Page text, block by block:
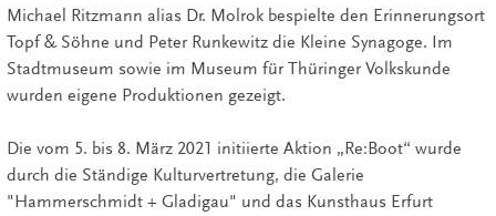
Michael Ritzmann alias Dr. Molrok bespielte den Erinnerungsort
Topf & Söhne und Peter Runkewitz die Kleine Synagoge. Im
Stadtmuseum sowie im Museum für Thüringer Volkskunde
wurden eigene Produktionen gezeigt.
Die vom 5. bis 8. März 2021 initiierte Aktion „Re:Boot“ wurde
durch die Ständige Kulturvertretung, die Galerie
"Hammerschmidt + Gladigau" und das Kunsthaus Erfurt